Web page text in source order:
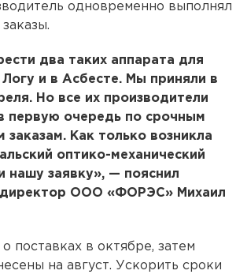
одновременно выполнял
два таких аппарата для
и в Асбесте. Мы приняли в
Но все их производители
первую очередь по срочным
заказам. Как только возникла
оптико-механический
нашу заявку», — пояснил
директор ООО «ФОРЭС» Михаил
поставках в октябре, затем
на август. Ускорить сроки